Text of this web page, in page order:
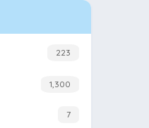
223
1,300
7